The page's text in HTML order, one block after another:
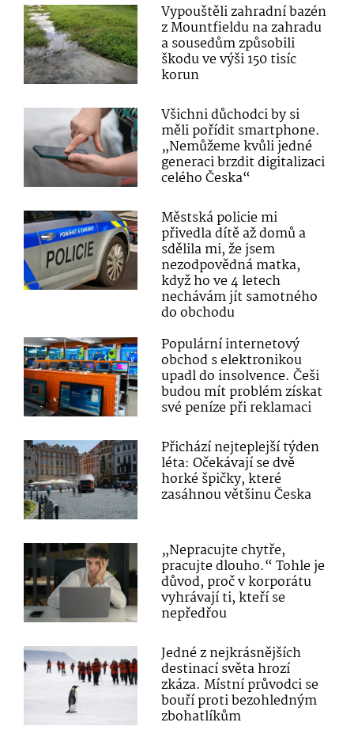
Vypouštěli zahradní bazén
z Mountfieldu na zahradu
a sousedům způsobili
škodu ve výši 150 tisíc
korun
Všichni důchodci by si
měli pořídit smartphone.
„Nemůžeme kvůli jedné
generaci brzdit digitalizaci
celého Česka“
Městská policie mi
přivedla dítě až domů a
sdělila mi, že jsem
nezodpovědná matka,
když ho ve 4 letech
nechávám jít samotného
do obchodu
Populární internetový
obchod s elektronikou
upadl do insolvence. Češi
budou mít problém získat
své peníze při reklamaci
Přichází nejteplejší týden
léta: Očekávají se dvě
horké špičky, které
zasáhnou většinu Česka
„Nepracujte chytře,
pracujte dlouho.“ Tohle je
důvod, proč v korporátu
vyhrávají ti, kteří se
nepředřou
Jedné z nejkrásnějších
destinací světa hrozí
zkáza. Místní průvodci se
bouří proti bezohledným
zbohatlíkům